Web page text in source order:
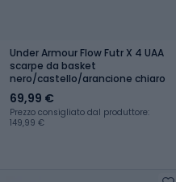
Under Armour Flow Futr X 4 UAA
scarpe da basket
nero/castello/arancione chiaro
69,99 €
Prezzo consigliato dal produttore:
149,99 €